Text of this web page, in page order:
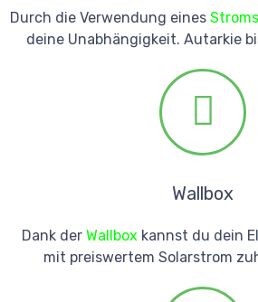
Durch die Verwendung eines
deine Unabhängigkeit. Autarkie
Wallbox
Dank der Wallbox kannst du dein
mit preiswertem Solarstrom